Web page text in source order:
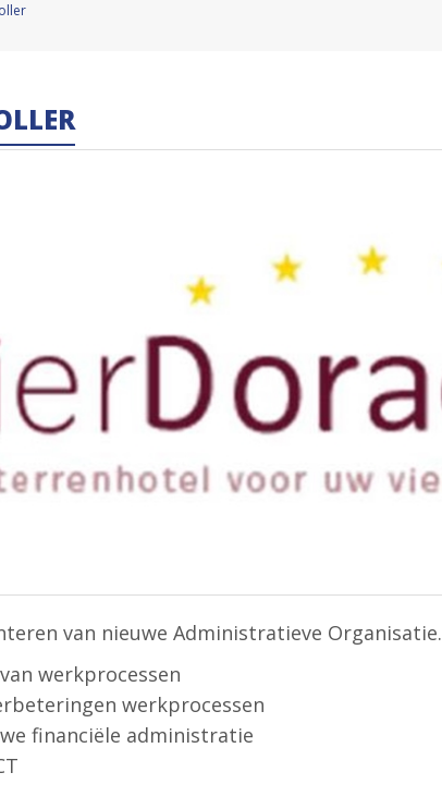
van nieuwe Administratieve Organisatie.
werkprocessen
werkprocessen
financiële administratie